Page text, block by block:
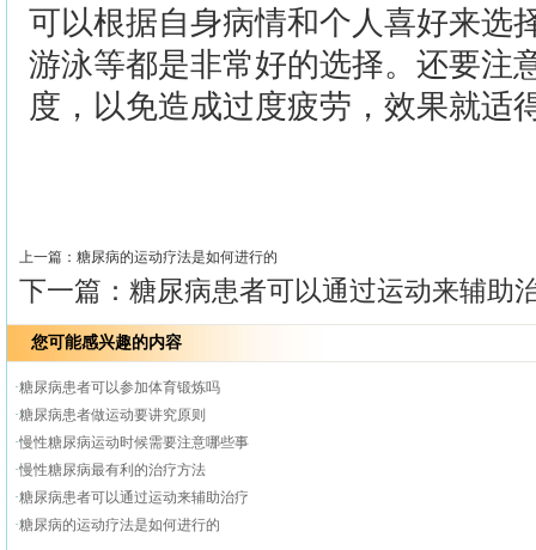
可以根据自身病情和个人喜好来选
游泳等都是非常好的选择。还要注
度，以免造成过度疲劳，效果就适
上一篇： 糖尿病的运动疗法是如何进行的
下一篇： 糖尿病患者可以通过运动来辅助
您可能感兴趣的内容
·糖尿病患者可以参加体育锻炼吗
·糖尿病患者做运动要讲究原则
·慢性糖尿病运动时候需要注意哪些事
·慢性糖尿病最有利的治疗方法
·糖尿病患者可以通过运动来辅助治疗
·糖尿病的运动疗法是如何进行的